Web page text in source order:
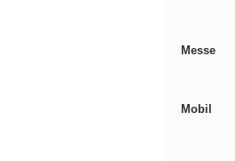
Messe
Mobil